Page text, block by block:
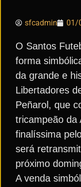
sfcadmin 01/
O Santos
forma
da grande e
Libertadores
Peñarol, que
tricampeão da
finalíssima
será
próximo
A venda